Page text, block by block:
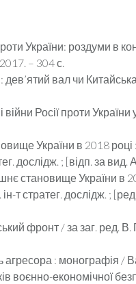
України: роздуми в
– 304 с.
вал чи
Росії проти України
України в 2018
дослідж. ; [відп. за
становище України в
т стратег. дослідж. ;
фронт / за заг. ред. В.
: монографія /
економічної